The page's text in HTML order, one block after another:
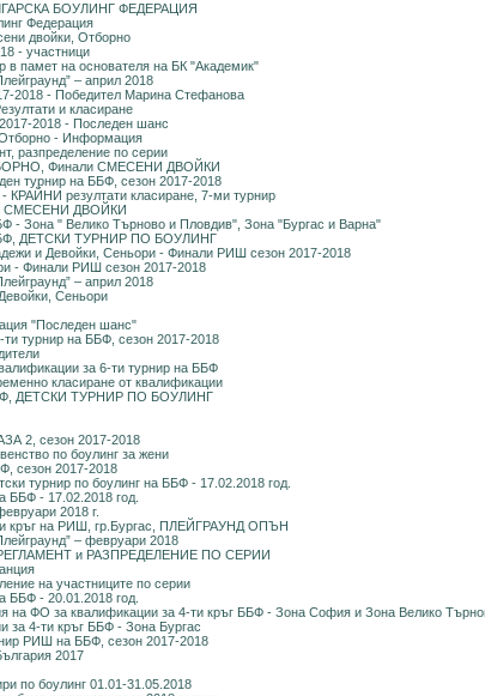
БОУЛИНГ ФЕДЕРАЦИЯ
Федерация
двойки, Отборно
- участници
в памет на основателя на БК "Академик"
– април 2018
2018 - Победител Марина Стефанова
и класиране
2018 - Последен шанс
- Информация
разпределение по серии
Финали СМЕСЕНИ ДВОЙКИ
турнир на ББФ, сезон 2017-2018
КРАЙНИ резултати класиране, 7-ми турнир
СМЕСЕНИ ДВОЙКИ
- Зона " Велико Търново и Пловдив", Зона "Бургас и Варна"
ДЕТСКИ ТУРНИР ПО БОУЛИНГ
и Девойки, Сеньори - Финали РИШ сезон 2017-2018
- Финали РИШ сезон 2017-2018
– април 2018
Сеньори
"Последен шанс"
турнир на ББФ, сезон 2017-2018
за 6-ти турнир на ББФ
класиране от квалификации
ДЕТСКИ ТУРНИР ПО БОУЛИНГ
2, сезон 2017-2018
по боулинг за жени
сезон 2017-2018
турнир по боулинг на ББФ - 17.02.2018 год.
ББФ - 17.02.2018 год.
2018 г.
кръг на РИШ, гр.Бургас, ПЛЕЙГРАУНД ОПЪН
– февруари 2018
и РАЗПРЕДЕЛЕНИЕ ПО СЕРИИ
на участниците по серии
ББФ - 20.01.2018 год.
на ФО за квалификации за 4-ти кръг ББФ - Зона София и Зона Велико
4-ти кръг ББФ - Зона Бургас
РИШ на ББФ, сезон 2017-2018
2017
по боулинг 01.01-31.05.2018